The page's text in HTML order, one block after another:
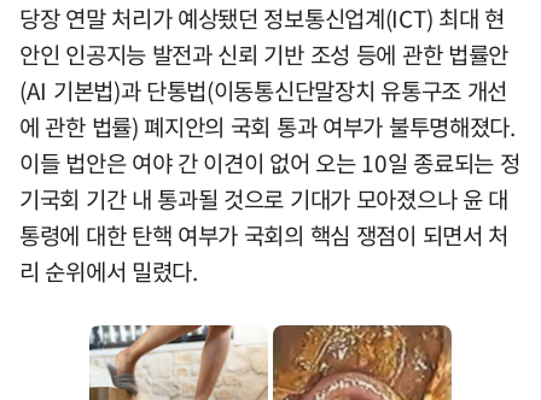
당장 연말 처리가 예상됐던 정보통신업계(ICT) 최대 현
안인 인공지능 발전과 신뢰 기반 조성 등에 관한 법률안
(AI 기본법)과 단통법(이동통신단말장치 유통구조 개선
에 관한 법률) 폐지안의 국회 통과 여부가 불투명해졌다.
이들 법안은 여야 간 이견이 없어 오는 10일 종료되는 정
기국회 기간 내 통과될 것으로 기대가 모아졌으나 윤 대
통령에 대한 탄핵 여부가 국회의 핵심 쟁점이 되면서 처
리 순위에서 밀렸다.